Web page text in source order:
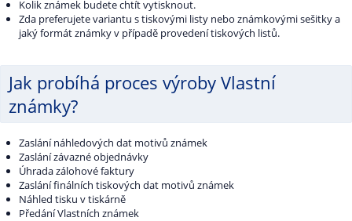
Kolik známek budete chtít vytisknout.
Zda preferujete variantu s tiskovými listy nebo známkovými sešitky a
jaký formát známky v případě provedení tiskových listů.
Jak probíhá proces výroby Vlastní
známky?
Zaslání náhledových dat motivů známek
Zaslání závazné objednávky
Úhrada zálohové faktury
Zaslání finálních tiskových dat motivů známek
Náhled tisku v tiskárně
Předání Vlastních známek